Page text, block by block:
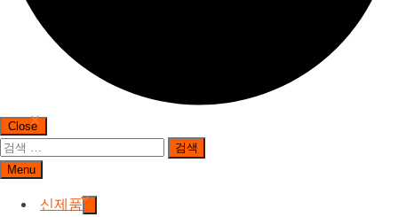
Close
검
색:Menu
신제품